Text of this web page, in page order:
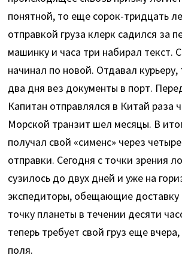
понятной, то еще сорок-тридцать
отправкой груза клерк садился за
машинку и часа три набирал текст.
начинал по новой. Отдавал
два дня вез документы в порт.
Капитан отправлялся в Китай раза
Морской транзит шел месяцы. В
получал свой «сименс» через
отправки. Сегодня с точки зрения
сузилось до двух дней и уже на
экспедиторы, обещающие
точку планеты в течении десяти
теперь требует свой груз еще
поля.